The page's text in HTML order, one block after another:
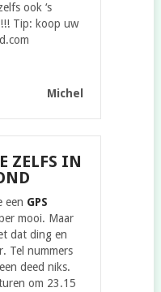
ook ‘s
Tip: koop uw
Michel
ZELFS IN
een GPS
mooi. Maar
dat ding en
Tel nummers
deed niks.
om 23.15